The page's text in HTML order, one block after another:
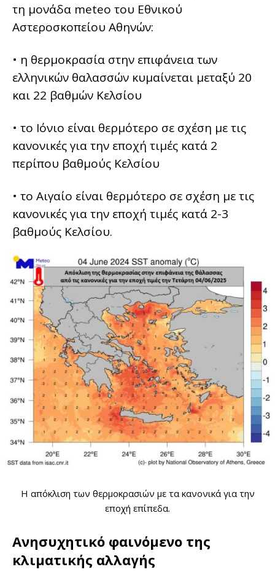
τη μονάδα meteo του Εθνικού
Αστεροσκοπείου Αθηνών:
• η θερμοκρασία στην επιφάνεια των
ελληνικών θαλασσών κυμαίνεται μεταξύ 20
και 22 βαθμών Κελσίου
• το Ιόνιο είναι θερμότερο σε σχέση με τις
κανονικές για την εποχή τιμές κατά 2
περίπου βαθμούς Κελσίου
• το Αιγαίο είναι θερμότερο σε σχέση με τις
κανονικές για την εποχή τιμές κατά 2-3
βαθμούς Κελσίου.
Η απόκλιση των θερμοκρασιών με τα κανονικά για την
εποχή επίπεδα.
Ανησυχητικό φαινόμενο της
κλιματικής αλλαγής